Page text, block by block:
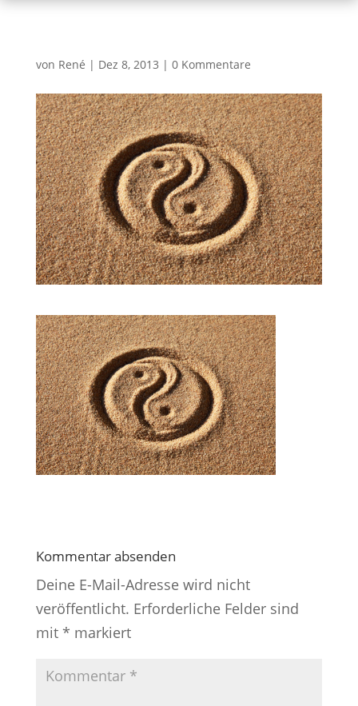
von René | Dez 8, 2013 | 0 Kommentare
Kommentar absenden
Deine E-Mail-Adresse wird nicht
veröffentlicht. Erforderliche Felder sind
mit * markiert